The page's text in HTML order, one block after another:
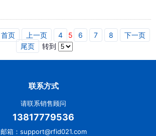
首页 上一页 4 5 6 7 8
下一页
尾页
转到
联系方式
请联系销售顾问
13817779536
邮箱：support@rfid021.com